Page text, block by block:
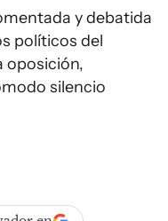
y debatida
políticos del
oposición,
silencio